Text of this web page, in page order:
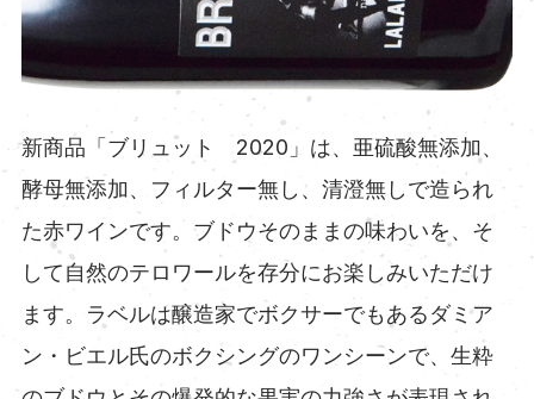
新商品「ブリュット 2020」は、亜硫酸無添加、
酵母無添加、フィルター無し、清澄無しで造られ
た赤ワインです。ブドウそのままの味わいを、そ
して自然のテロワールを存分にお楽しみいただけ
ます。ラベルは醸造家でボクサーでもあるダミア
ン・ビエル氏のボクシングのワンシーンで、生粋